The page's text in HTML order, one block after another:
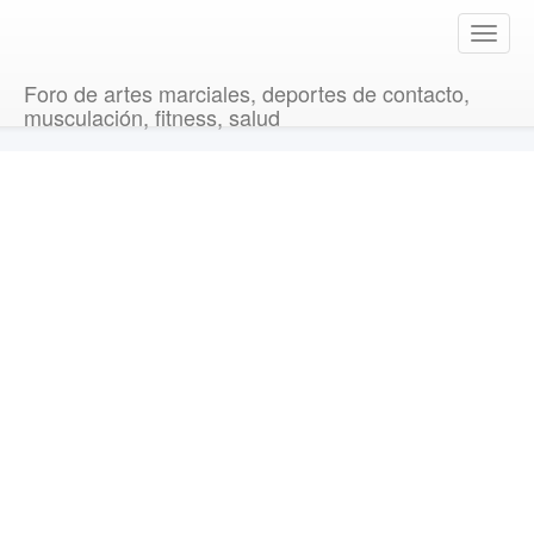
T
o
Foro de artes marciales, deportes de contacto,
musculación, fitness, salud